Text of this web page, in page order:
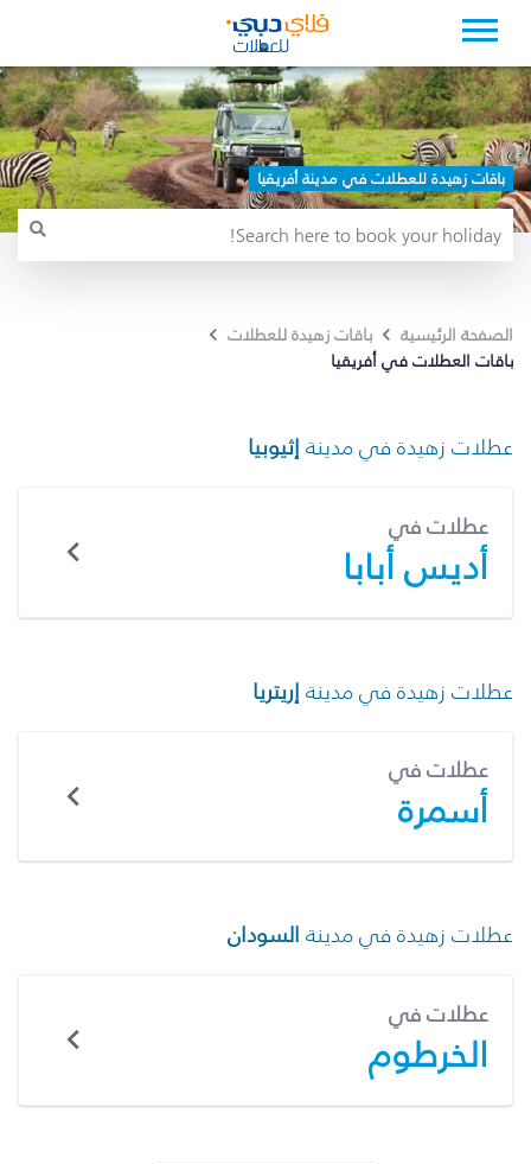
باقات زهيدة للعطلات في مدينة أفريقيا
الصفحة الرئيسية
باقات زهيدة للعطلات
باقات العطلات في أفريقيا
عطلات زهيدة في مدينة إثيوبيا
عطلات في
أديس أبابا
عطلات زهيدة في مدينة إريتريا
عطلات في
أسمرة
عطلات زهيدة في مدينة السودان
عطلات في
الخرطوم